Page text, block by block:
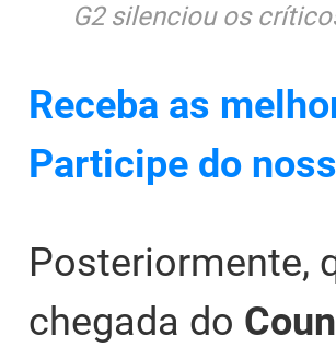
G2 silenciou os
Receba as
Participe do
Posteriormente,
chegada do